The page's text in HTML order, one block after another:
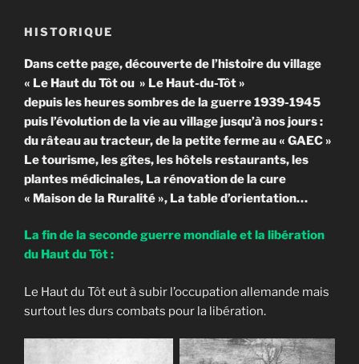
HISTORIQUE
Dans cette page, découverte de l’histoire du village
« Le Haut du Tôt ou » Le Haut-du-Tôt »
depuis les heures sombres de la guerre 1939-1945
puis l’évolution de la vie au village jusqu’à nos jours :
du râteau au tracteur, de la petite ferme au « GAEC »
Le tourisme, les gîtes, les hôtels restaurants, les
plantes médicinales, La rénovation de la cure
« Maison de la Ruralité », La table d’orientation…
La fin de la seconde guerre mondiale et la libération
du Haut du Tôt :
Le Haut du Tôt eut à subir l’occupation allemande mais
surtout les durs combats pour la libération.